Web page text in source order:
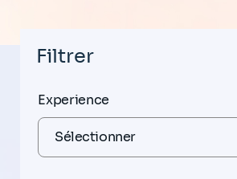
Filtrer
Experience